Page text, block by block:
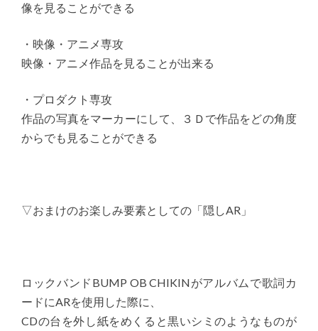
像を見ることができる
・映像・アニメ専攻
映像・アニメ作品を見ることが出来る
・プロダクト専攻
作品の写真をマーカーにして、３Ｄで作品をどの角度
からでも見ることができる
▽おまけのお楽しみ要素としての「隠しAR」
ロックバンドBUMP OB CHIKINがアルバムで歌詞カ
ードにARを使用した際に、
CDの台を外し紙をめくると黒いシミのようなものが